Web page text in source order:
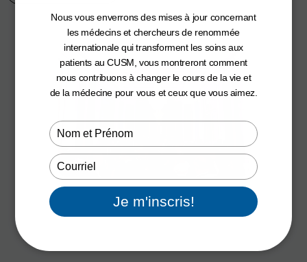
Nous vous enverrons des mises à jour concernant
les médecins et chercheurs de renommée
internationale qui transforment les soins aux
patients au CUSM, vous montreront comment
nous contribuons à changer le cours de la vie et
de la médecine pour vous et ceux que vous aimez.
Type
your
name
Type
your
email
Je m'inscris!